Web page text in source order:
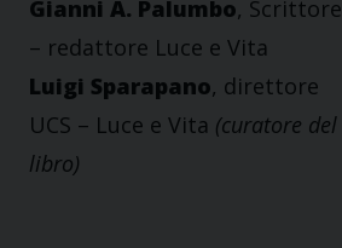
Gianni A. Palumbo, Scrittore
– redattore Luce e Vita
Luigi Sparapano, direttore
UCS – Luce e Vita (curatore del
libro)